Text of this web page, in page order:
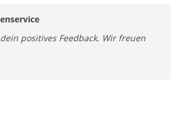
positives Feedback. Wir freuen